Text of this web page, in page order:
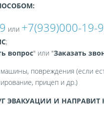
или +7(939)000-19-
;
вопрос" или "Заказать
машины, повреждения (если
прицеп и др.)
ЭВАКУАЦИИ И НАПРАВИТ